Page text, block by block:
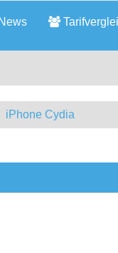
News
iPhone Cydia